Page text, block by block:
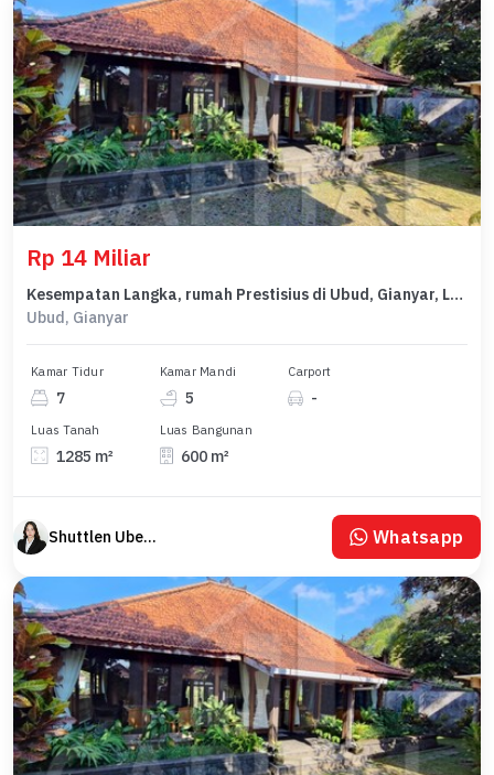
Rp 14 Miliar
Kesempatan Langka, rumah Prestisius di Ubud, Gianyar, LB 600m²
Ubud, Gianyar
Kamar Tidur
7
Kamar Mandi
5
Carport
-
Luas Tanah
1285 m²
Luas Bangunan
600 m²
Shuttlen Uberyan Whatsapp